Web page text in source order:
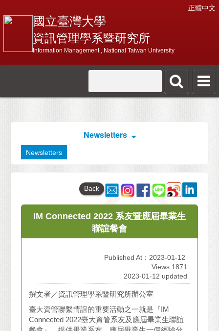
正體中文
國立臺灣大學
資訊管理學系暨研究所
Information Management , National Taiwan University
Newsletters
Newsletters
Back
IM Connected 2022 系友暨應屆畢業生
聯誼餐會
Published At：2023-01-12
Views:1871
2023-01-12 updated
撰文者／資訊管理學系暨研究所辦公室
臺大資管聯繫情誼的重要活動之一就是『IM
Connected 2022臺大資管系友及應屆畢業生聯誼